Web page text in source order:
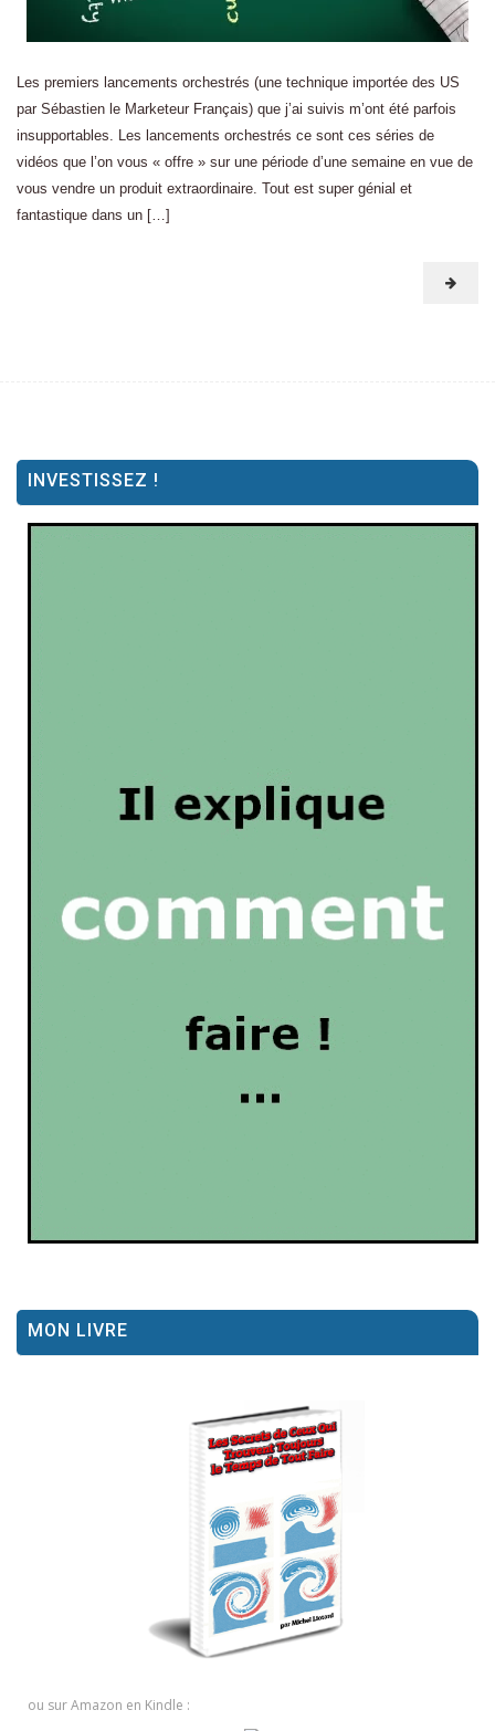
Les premiers lancements orchestrés (une technique importée des US
par Sébastien le Marketeur Français) que j’ai suivis m’ont été parfois
insupportables. Les lancements orchestrés ce sont ces séries de
vidéos que l’on vous « offre » sur une période d’une semaine en vue de
vous vendre un produit extraordinaire. Tout est super génial et
fantastique dans un […]
INVESTISSEZ !
MON LIVRE
ou sur Amazon en Kindle :